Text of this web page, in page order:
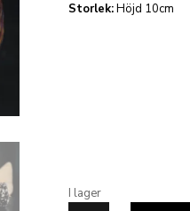
Storlek:Höjd 10cm
I lager